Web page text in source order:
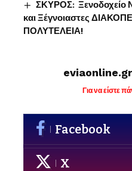
ΣΚΥΡΟΣ:
και Ξέγνοιαστες
ΠΟΛΥΤΕΛΕΙΑ!
Για να είστε
Facebook
X